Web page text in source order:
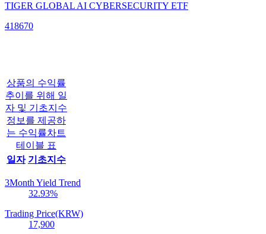
TIGER GLOBAL AI CYBERSECURITY ETF
418670
상품의 수익률
추이를 위해 일
자 및 기초지수
정보를 제공하
는 수익률차트
테이블 표
일자 기초지수
3Month Yield Trend
32.93%
Trading Price(KRW)
17,900